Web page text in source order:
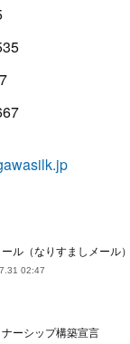
ル（なりすましメール
02:47
ーシップ構築宣言